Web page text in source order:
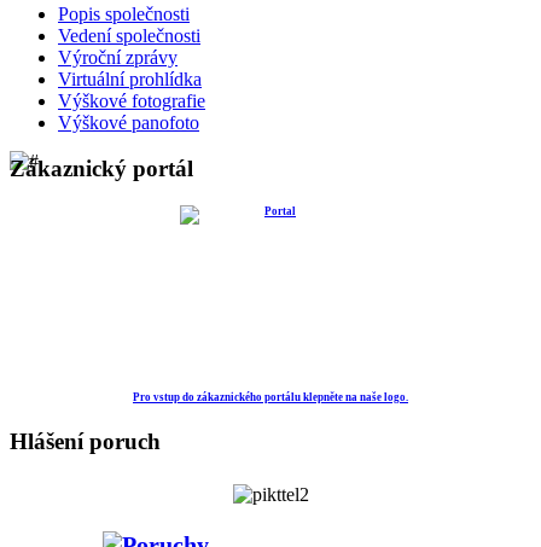
Popis společnosti
Vedení společnosti
Výroční zprávy
Virtuální prohlídka
Výškové fotografie
Výškové panofoto
Zákaznický portál
Pro vstup do zákaznického portálu klepněte na naše logo.
Hlášení poruch